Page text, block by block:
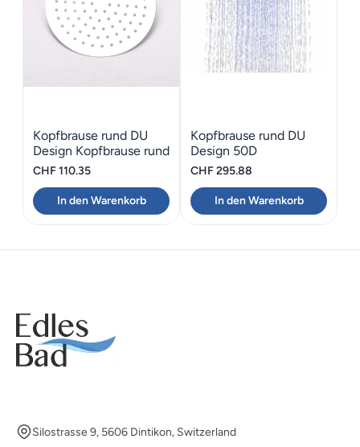
Kopfbrause rund DU
Design Kopfbrause rund
CHF110.35
In den Warenkorb
Kopfbrause rund DU
Design 50D
CHF295.88
In den Warenkorb
Silostrasse 9, 5606 Dintikon, Switzerland